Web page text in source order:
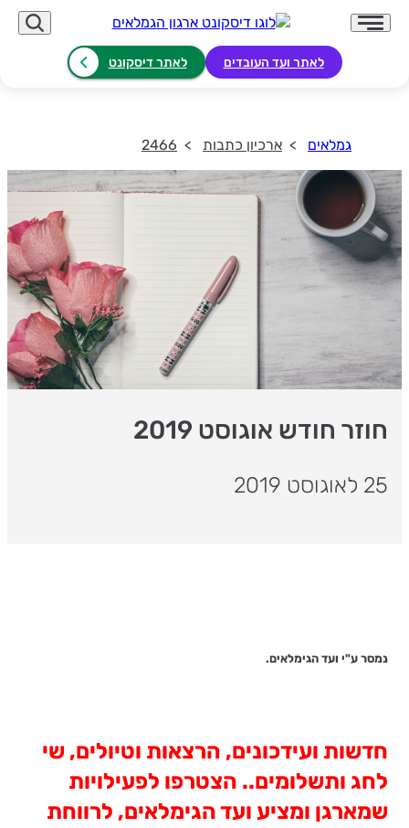
לאתר ועד העובדים לאתר דיסקונט
גמלאים ארכיון כתבות 2466
חוזר חודש אוגוסט 2019
25 לאוגוסט 2019
נמסר ע"י ועד הגימלאים.
חדשות ועידכונים, הרצאות וטיולים, שי
לחג ותשלומים.. הצטרפו לפעילויות
שמארגן ומציע ועד הגימלאים, לרווחת